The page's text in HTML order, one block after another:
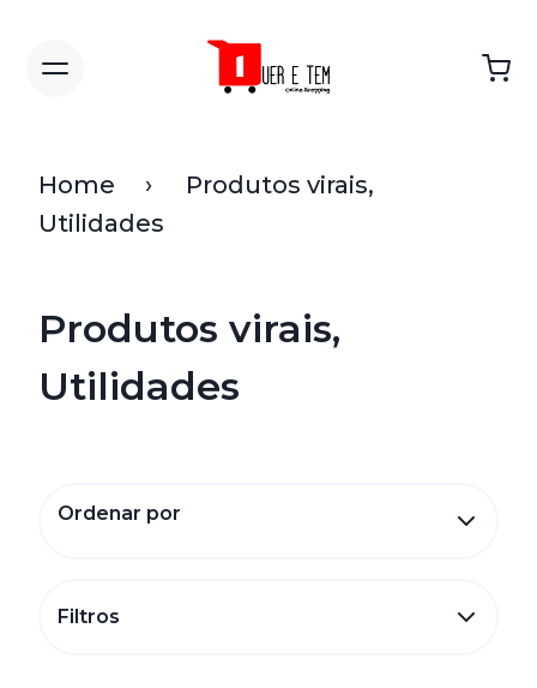
Home
Produtos virais,
Utilidades
Produtos virais,
Utilidades
Filtros
Ordenar por